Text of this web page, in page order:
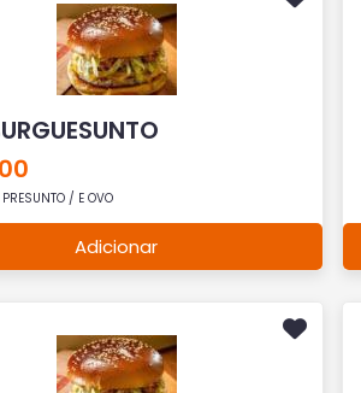
/ E OVO
Adicionar